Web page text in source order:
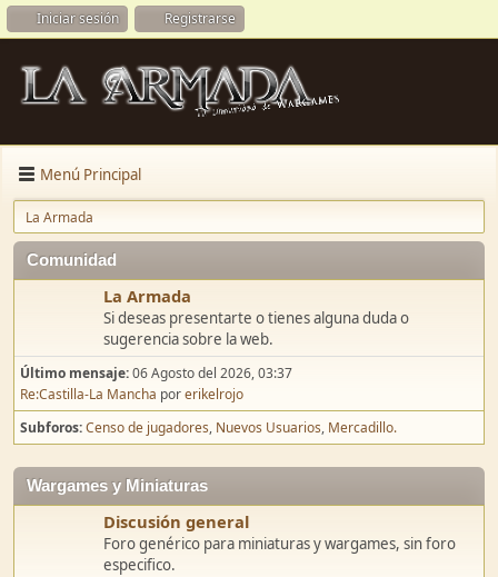
Iniciar sesión Registrarse
Menú Principal
La Armada
Comunidad
La Armada
Si deseas presentarte o tienes alguna duda o
sugerencia sobre la web.
Último mensaje:06 Agosto del 2026, 03:37
Re:Castilla-La Mancha porerikelrojo
Subforos Censo de jugadores Nuevos Usuarios Mercadillo.
Wargames y Miniaturas
Discusión general
Foro genérico para miniaturas y wargames, sin foro
especifico.